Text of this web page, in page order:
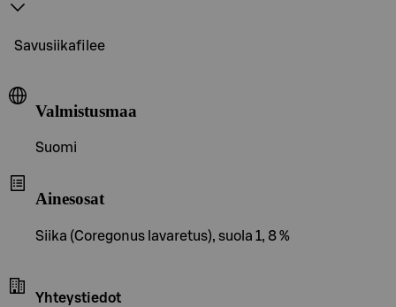
Savusiikafilee
Valmistusmaa
Suomi
Ainesosat
Siika (Coregonus lavaretus), suola 1, 8 %
Yhteystiedot